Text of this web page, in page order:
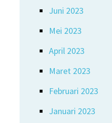
Juni 2023
Mei 2023
April 2023
Maret 2023
Februari 2023
Januari 2023